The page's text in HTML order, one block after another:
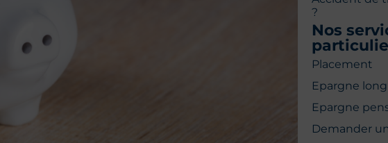
?
Nos
Placement
Epargne
Epargne
Demander